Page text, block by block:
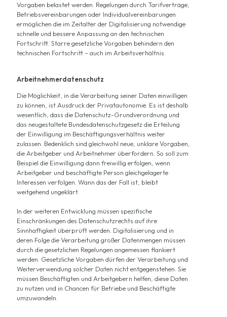
Vorgaben belastet werden. Regelungen durch Tarifverträge,
Betriebsvereinbarungen oder Individualvereinbarungen
ermöglichen die im Zeitalter der Digitalisierung notwendige
schnelle und bessere Anpassung an den technischen
Fortschritt. Starre gesetzliche Vorgaben behindern den
technischen Fortschritt – auch im Arbeitsverhältnis.
Arbeitnehmerdatenschutz
Die Möglichkeit, in die Verarbeitung seiner Daten einwilligen
zu können, ist Ausdruck der Privatautonomie. Es ist deshalb
wesentlich, dass die Datenschutz-Grundverordnung und
das neugestaltete Bundesdatenschutzgesetz die Erteilung
der Einwilligung im Beschäftigungsverhältnis weiter
zulassen. Bedenklich sind gleichwohl neue, unklare Vorgaben,
die Arbeitgeber und Arbeitnehmer überfordern. So soll zum
Beispiel die Einwilligung dann freiwillig erfolgen, wenn
Arbeitgeber und beschäftigte Person gleichgelagerte
Interessen verfolgen. Wann das der Fall ist, bleibt
weitgehend ungeklärt.
In der weiteren Entwicklung müssen spezifische
Einschränkungen des Datenschutzrechts auf ihre
Sinnhaftigkeit überprüft werden. Digitalisierung und in
deren Folge die Verarbeitung großer Datenmengen müssen
durch die gesetzlichen Regelungen angemessen flankiert
werden. Gesetzliche Vorgaben dürfen der Verarbeitung und
Weiterverwendung solcher Daten nicht entgegenstehen. Sie
müssen Beschäftigten und Arbeitgebern helfen, diese Daten
zu nutzen und in Chancen für Betriebe und Beschäftigte
umzuwandeln.